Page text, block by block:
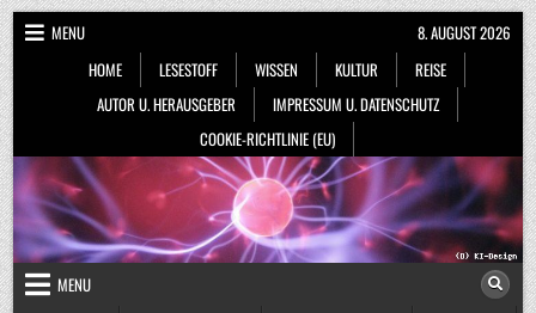
Skip
to
content
MENU
HOME
LESESTOFF WISSEN KULTUR
REISE
AUTOR U. HERAUSGEBER
IMPRESSUM U. DATENSCHUTZ
COOKIE-RICHTLINIE (EU)
8. AUGUST 2026
MENU